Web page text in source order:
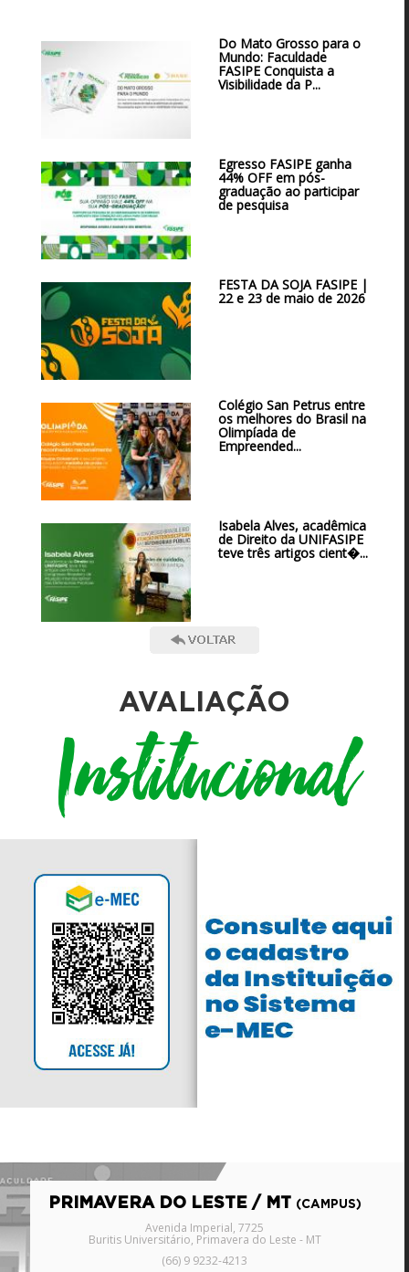
Do Mato Grosso para o
Mundo: Faculdade
FASIPE Conquista a
Visibilidade da P...
Egresso FASIPE ganha
44% OFF em pós-
graduação ao participar
de pesquisa
FESTA DA SOJA FASIPE |
22 e 23 de maio de 2026
Colégio San Petrus entre
os melhores do Brasil na
Olimpíada de
Empreended...
Isabela Alves, acadêmica
de Direito da UNIFASIPE
teve três artigos cient�...
AVALIAÇÃO
Institucional
PRIMAVERA DO LESTE / MT (CAMPUS)
Avenida Imperial, 7725
Buritis Universitário, Primavera do Leste - MT
(66) 9 9232-4213